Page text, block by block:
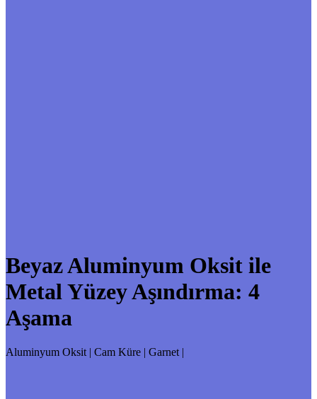
Beyaz Aluminyum Oksit ile
Metal Yüzey Aşındırma: 4
Aşama
Aluminyum Oksit | Cam Küre | Garnet |